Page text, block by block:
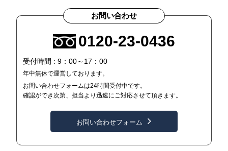
お問い合わせ
0120-23-0436
受付時間 : 9：00～17：00
年中無休で運営しております。
お問い合わせフォームは24時間受付中です。
確認ができ次第、担当より迅速にご対応させて頂きます。
お問い合わせフォーム